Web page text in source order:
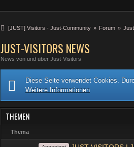
[JUST] Visitors - Just-Community » Forum »
JUST-VISITORS NEWS
News von und über Just-Visitors
Diese Seite verwendet Cookies.
Weitere Informationen
THEMEN
Thema